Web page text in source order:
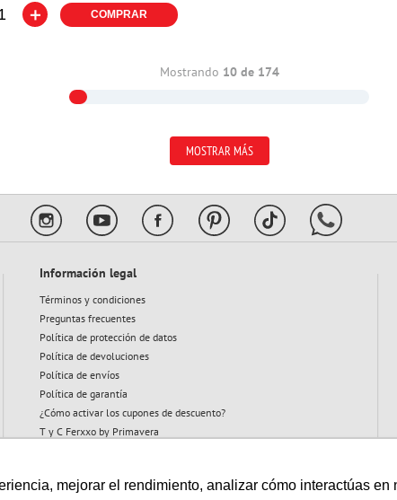
mejorar el rendimiento, analizar cómo interactúas
＋ COMPRAR
Mostrando 10 de 174
MOSTRAR MÁS
Información legal
Términos y condiciones
Preguntas frecuentes
Política de protección de datos
Política de devoluciones
Política de envíos
Política de garantía
¿Cómo activar los cupones de descuento?
T y C Ferxxo by Primavera